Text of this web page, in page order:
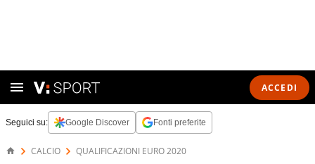
ACCEDI
Seguici su: Google Discover Fonti preferite
CALCIO QUALIFICAZIONI EURO 2020